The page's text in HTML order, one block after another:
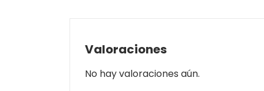
Valoraciones
No hay valoraciones aún.